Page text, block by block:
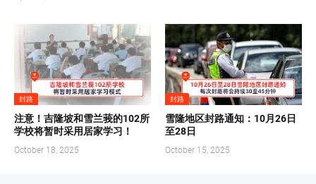
封路
注意！吉隆坡和雪兰莪的102所
学校将暂时采用居家学习！
October 18, 2025
封路
雪隆地区封路通知：10月26日
至28日
October 15, 2025